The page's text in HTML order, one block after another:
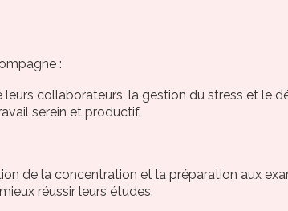
:
collaborateurs, la gestion du stress et le
serein et productif.
de la concentration et la préparation aux
réussir leurs études.